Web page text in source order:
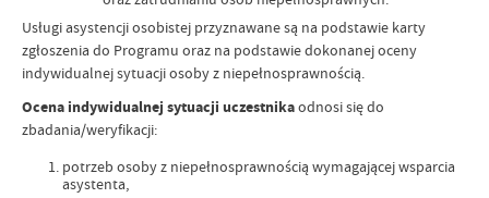
Usługi asystencji osobistej przyznawane są na podstawie karty
zgłoszenia do Programu oraz na podstawie dokonanej oceny
indywidualnej sytuacji osoby z niepełnosprawnością.
Ocena indywidualnej sytuacji uczestnikaodnosi się do
zbadania/weryfikacji:
potrzeb osoby z niepełnosprawnością wymagającej wsparcia
asystenta,